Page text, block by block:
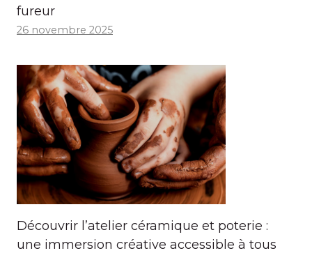
fureur
26 novembre 2025
Découvrir l’atelier céramique et poterie :
une immersion créative accessible à tous